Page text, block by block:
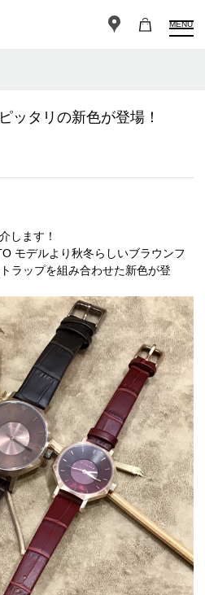
MENU
ッタリの新色が登場！
します！
モデルより秋冬らしいブラウンフ
ラップを組み合わせた新色が登